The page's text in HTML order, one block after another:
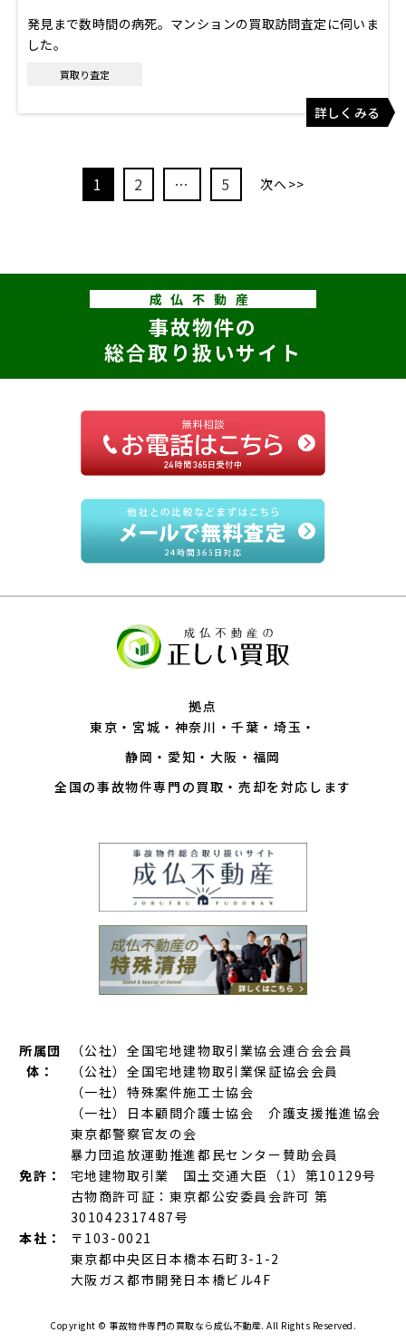
発見まで数時間の病死。マンションの買取訪問査定に伺いま
した。
買取り査定
詳しくみる
1 2 … 5 次へ>>
成仏不動産
事故物件の
総合取り扱いサイト
拠点
東京
宮城 神奈川 千葉
埼玉
静岡
愛知 大阪
福岡
全国の事故物件専門の買取・売却を対応します
所属団
体：
（公社）全国宅地建物取引業協会連合会会員
（公社）全国宅地建物取引業保証協会会員
（一社）特殊案件施工士協会
（一社）日本顧問介護士協会 介護支援推進協会
東京都警察官友の会
暴力団追放運動推進都民センター賛助会員
免許：
宅地建物取引業 国土交通大臣（1）第10129号
古物商許可証：東京都公安委員会許可 第
301042317487号
本社：
〒103-0021
東京都中央区日本橋本石町3-1-2
大阪ガス都市開発日本橋ビル4F
Copyright © 事故物件専門の買取なら成仏不動産. All Rights Reserved.